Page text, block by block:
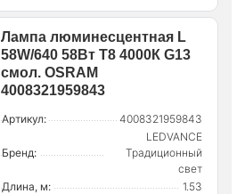
Лампа люминесцентная L
58W/640 58Вт T8 4000К G13
смол. OSRAM
4008321959843
Артикул: 4008321959843
Бренд:
LEDVANCE
Традиционный
свет
Длина, м:
1.53